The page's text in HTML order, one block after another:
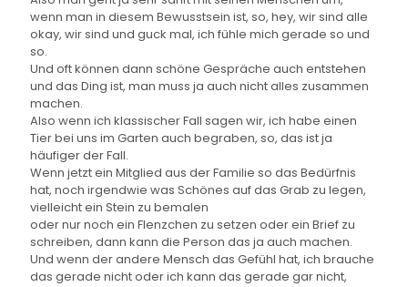
wenn man in diesem Bewusstsein ist, so, hey, wir sind alle
okay, wir sind und guck mal, ich fühle mich gerade so und
so.
Und oft können dann schöne Gespräche auch entstehen
und das Ding ist, man muss ja auch nicht alles zusammen
machen.
Also wenn ich klassischer Fall sagen wir, ich habe einen
Tier bei uns im Garten auch begraben, so, das ist ja
häufiger der Fall.
Wenn jetzt ein Mitglied aus der Familie so das Bedürfnis
hat, noch irgendwie was Schönes auf das Grab zu legen,
vielleicht ein Stein zu bemalen
oder nur noch ein Flenzchen zu setzen oder ein Brief zu
schreiben, dann kann die Person das ja auch machen.
Und wenn der andere Mensch das Gefühl hat, ich brauche
das gerade nicht oder ich kann das gerade gar nicht,